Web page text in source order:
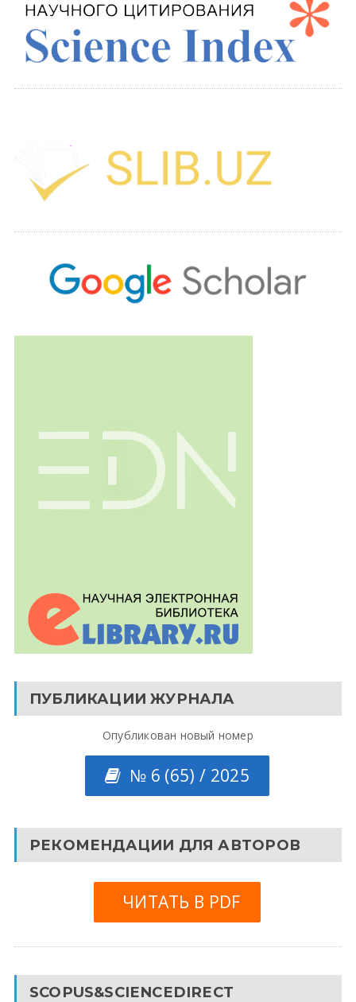
ПУБЛИКАЦИИ ЖУРНАЛА
Опубликован новый номер
№ 6 (65) / 2025
РЕКОМЕНДАЦИИ ДЛЯ АВТОРОВ
ЧИТАТЬ В PDF
SCOPUS&SCIENCEDIRECT